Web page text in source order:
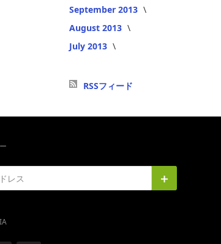
September 2013
August 2013
July 2013
RSSフィード
購読